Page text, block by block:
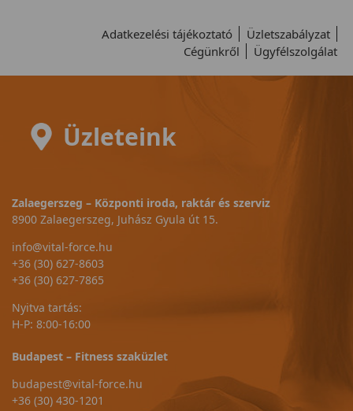
Adatkezelési tájékoztató
Üzletszabályzat
Cégünkről
Ügyfélszolgálat
Üzleteink
Zalaegerszeg – Központi iroda, raktár és szerviz
8900 Zalaegerszeg, Juhász Gyula út 15.
info@vital-force.hu
+36 (30) 627-8603
+36 (30) 627-7865
Nyitva tartás:
H-P: 8:00-16:00
Budapest – Fitness szaküzlet
budapest@vital-force.hu
+36 (30) 430-1201